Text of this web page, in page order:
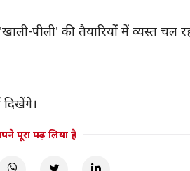
पीली' की तैयारियों में व्यस्त चल
पूरा पढ़ लिया है